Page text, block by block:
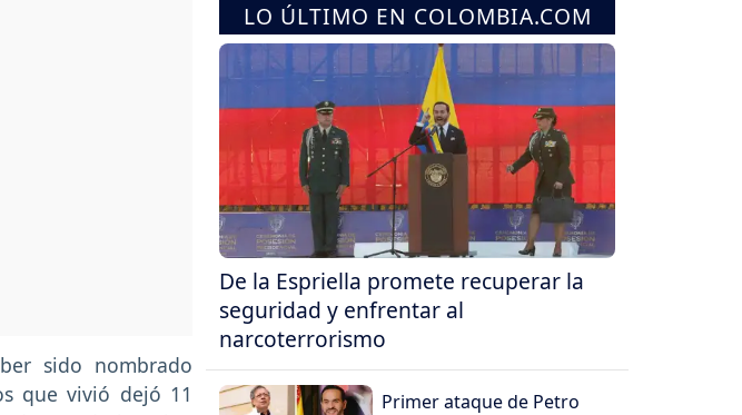
sido nombrado
que vivió dejó 11
LO ÚLTIMO EN COLOMBIA.COM
De la Espriella promete recuperar la
seguridad y enfrentar al
narcoterrorismo
Primer ataque de Petro